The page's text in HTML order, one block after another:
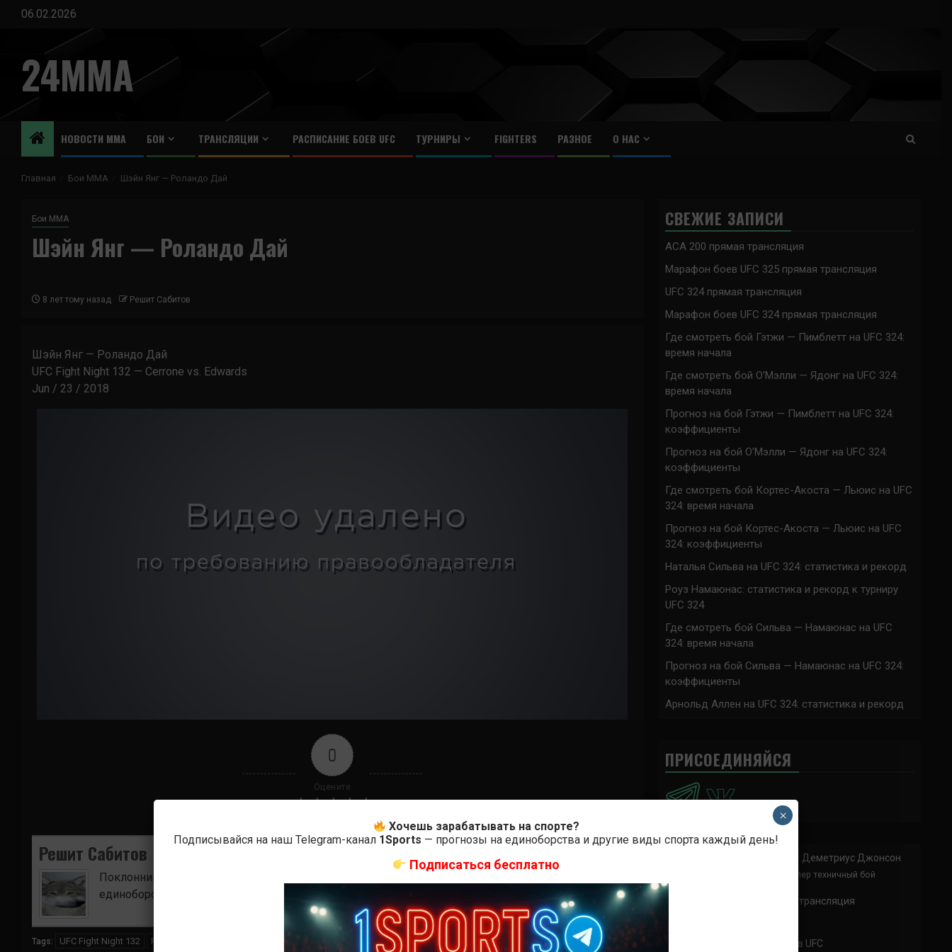
Перейти
содержимому
06.02.2026
24MMA
НОВОСТИ ММА БОИ ТРАНСЛЯЦИИ РАСПИСАНИЕ БОЕВ UFC ТУРНИРЫ FIGHTERS РАЗНОЕ О НАС
Главная Бои ММА Шэйн Янг — Роландо Дай
Бои ММА
Шэйн Янг — Роландо Дай
8 лет тому назад Решит Сабитов
Шэйн Янг — Роландо Дай
UFC Fight Night 132 — Cerrone vs. Edwards
Jun / 23 / 2018
0
Оцените
Решит Сабитов
Поклонник боевых искусств. Ищу для вас самые лучшие и актуальные события и мира
единоборств.
Tags: UFC Fight Night 132 Роландо Дай
СВЕЖИЕ ЗАПИСИ
ACA 200 прямая трансляция
Марафон боев UFC 325 прямая трансляция
UFC 324 прямая трансляция
Марафон боев UFC 324 прямая трансляция
Где смотреть бой Гэтжи — Пимблетт на UFC 324:
время начала
Где смотреть бой О’Мэлли — Ядонг на UFC 324:
время начала
Прогноз на бой Гэтжи — Пимблетт на UFC 324:
коэффициенты
Прогноз на бой О’Мэлли — Ядонг на UFC 324:
коэффициенты
Где смотреть бой Кортес-Акоста — Льюис на UFC
324: время начала
Прогноз на бой Кортес-Акоста — Льюис на UFC
324: коэффициенты
Наталья Сильва на UFC 324: статистика и рекорд
Роуз Намаюнас: статистика и рекорд к турниру
UFC 324
Где смотреть бой Сильва — Намаюнас на UFC
324: время начала
Прогноз на бой Сильва — Намаюнас на UFC 324:
коэффициенты
Арнольд Аллен на UFC 324: статистика и рекорд
ПРИСОЕДИНЯЙСЯ
Доминик Круз — Деметриус Джонсон
Спасибо что выложили этот супер техничный бой
UFC 324 прямая трансляция
Расписание боев UFC
Хочешь зарабатывать на спорте?
Подписывайся на наш Telegram-канал 1Sports — прогнозы на единоборства и другие виды спорта каждый день!
Подписаться бесплатно
×